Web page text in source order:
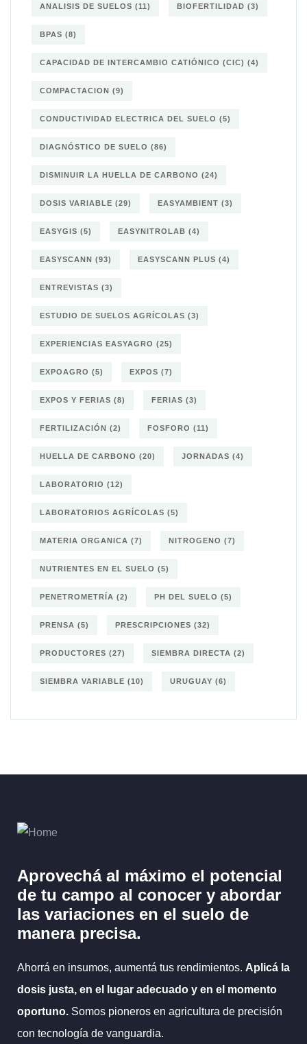
ANALISIS DE SUELOS (11) BIOFERTILIDAD (3)
BPAS (8)
CAPACIDAD DE INTERCAMBIO CATIÓNICO (CIC) (4)
COMPACTACION (9)
CONDUCTIVIDAD ELECTRICA DEL SUELO (5)
DIAGNÓSTICO DE SUELO (86)
DISMINUIR LA HUELLA DE CARBONO (24)
DOSIS VARIABLE (29) EASYAMBIENT (3)
EASYGIS (5) EASYNITROLAB (4)
EASYSCANN (93) EASYSCANN PLUS (4)
ENTREVISTAS (3)
ESTUDIO DE SUELOS AGRÍCOLAS (3)
EXPERIENCIAS EASYAGRO (25)
EXPOAGRO (5) EXPOS (7)
EXPOS Y FERIAS (8) FERIAS (3)
FERTILIZACIÓN (2) FOSFORO (11)
HUELLA DE CARBONO (20) JORNADAS (4)
LABORATORIO (12)
LABORATORIOS AGRÍCOLAS (5)
MATERIA ORGANICA (7) NITROGENO (7)
NUTRIENTES EN EL SUELO (5)
PENETROMETRÍA (2) PH DEL SUELO (5)
PRENSA (5) PRESCRIPCIONES (32)
PRODUCTORES (27) SIEMBRA DIRECTA (2)
SIEMBRA VARIABLE (10) URUGUAY (6)
Aprovechá al máximo el potencial
de tu campo al conocer y abordar
las variaciones en el suelo de
manera precisa.
Ahorrá en insumos, aumentá tus rendimientos. Aplicá la
dosis justa, en el lugar adecuado y en el momento
oportuno. Somos pioneros en agricultura de precisión
con tecnología de vanguardia.